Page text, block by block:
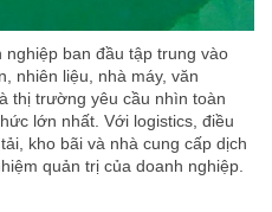
ban đầu tập trung vào
nhiên liệu, nhà máy, văn
thị trường yêu cầu nhìn toàn
lớn nhất. Với logistics, điều
kho bãi và nhà cung cấp dịch
quản trị của doanh nghiệp.